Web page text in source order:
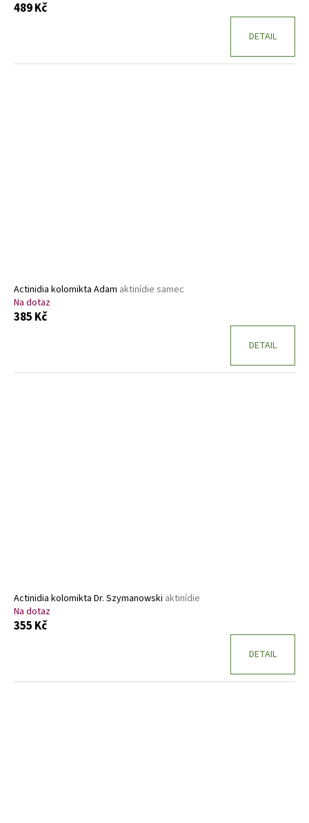
489 Kč
DETAIL
Actinidia kolomikta Adam aktinídie samec
Na dotaz
385 Kč
DETAIL
Actinidia kolomikta Dr. Szymanowski aktinídie
Na dotaz
355 Kč
DETAIL